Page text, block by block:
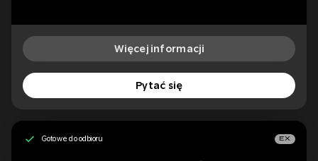
Więcej informacji
Pytać się
Gotowe do odbioru EX